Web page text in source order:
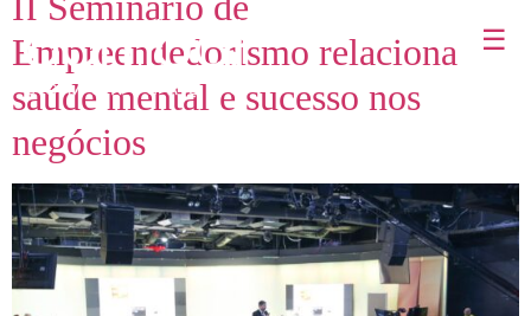
☰
Empreendedorismo relaciona
saúde mental e sucesso nos
negócios